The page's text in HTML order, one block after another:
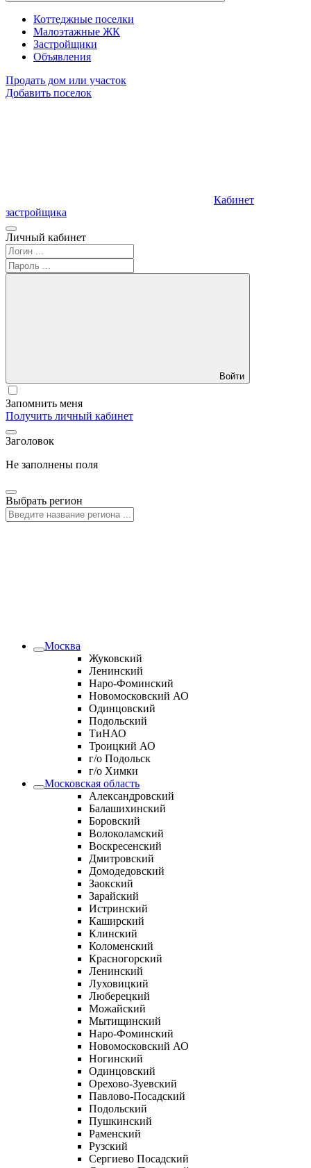
Коттеджные поселки
Малоэтажные ЖК
Застройщики
Объявления
Продать дом или участок
Добавить поселок
Кабинет
застройщика
Личный кабинет
Войти
Запомнить меня
Получить личный кабинет
Заголовок
Не заполнены поля
Выбрать регион
Москва
Жуковский
Ленинский
Наро-Фоминский
Новомосковский АО
Одинцовский
Подольский
ТиНАО
Троицкий АО
г/о Подольск
г/о Химки
Московская область
Александровский
Балашихинский
Боровский
Волоколамский
Воскресенский
Дмитровский
Домодедовский
Заокский
Зарайский
Истринский
Каширский
Клинский
Коломенский
Красногорский
Ленинский
Луховицкий
Люберецкий
Можайский
Мытищинский
Наро-Фоминский
Новомосковский АО
Ногинский
Одинцовский
Орехово-Зуевский
Павлово-Посадский
Подольский
Пушкинский
Раменский
Рузский
Сергиево Посадский